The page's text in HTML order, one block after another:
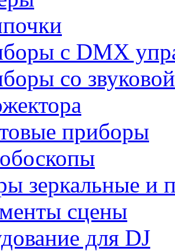
с DMX
со
приборы
зеркальные и
сцены
для DJ